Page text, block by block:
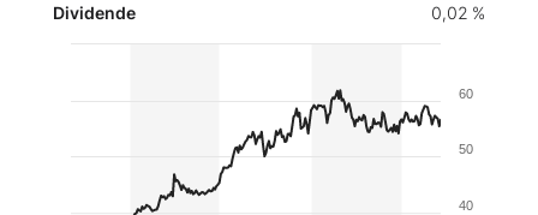
Dividende
0,02 %
40
50
60